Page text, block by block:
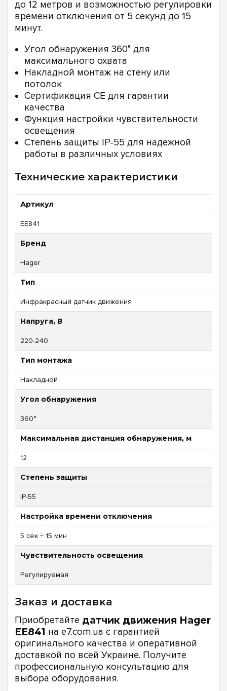
до 12 метров и возможностью регулировки
времени отключения от 5 секунд до 15
минут.
Угол обнаружения 360° для
максимального охвата
Накладной монтаж на стену или
потолок
Сертификация CE для гарантии
качества
Функция настройки чувствительности
освещения
Степень защиты IP-55 для надежной
работы в различных условиях
Технические характеристики
Артикул
EE841
Бренд
Hager
Тип
Инфракрасный датчик движения
Напруга, В
220-240
Тип монтажа
Накладной
Угол обнаружения
360°
Максимальная дистанция обнаружения, м
12
Степень защиты
IP-55
Настройка времени отключения
5 сек ÷ 15 мин
Чувствительность освещения
Регулируемая
Заказ и доставка
Приобретайте датчик движения Hager
EE841 на e7.com.ua с гарантией
оригинального качества и оперативной
доставкой по всей Украине. Получите
профессиональную консультацию для
выбора оборудования.